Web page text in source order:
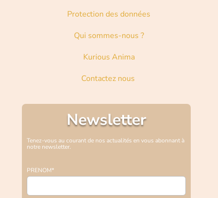
Protection des données
Qui sommes-nous ?
Kurious Anima
Contactez nous
Newsletter
Tenez-vous au courant de nos actualités en vous abonnant à
notre newsletter.
PRENOM*